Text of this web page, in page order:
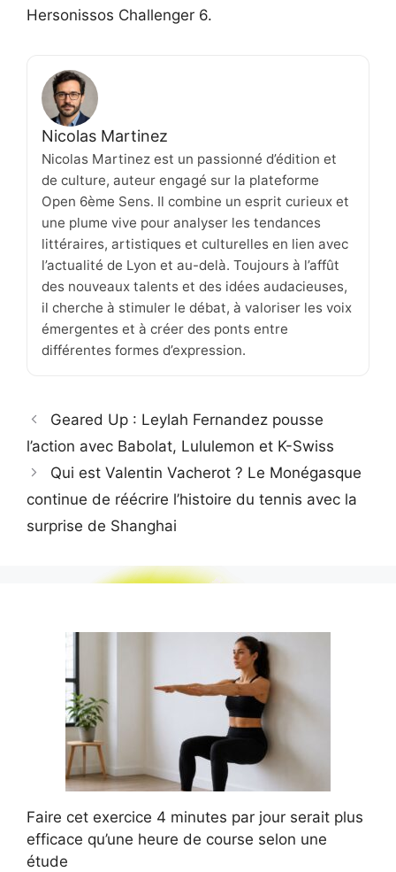
Hersonissos Challenger 6.
Nicolas Martinez
Nicolas Martinez est un passionné d’édition et
de culture, auteur engagé sur la plateforme
Open 6ème Sens. Il combine un esprit curieux et
une plume vive pour analyser les tendances
littéraires, artistiques et culturelles en lien avec
l’actualité de Lyon et au-delà. Toujours à l’affût
des nouveaux talents et des idées audacieuses,
il cherche à stimuler le débat, à valoriser les voix
émergentes et à créer des ponts entre
différentes formes d’expression.
Geared Up : Leylah Fernandez pousse
l’action avec Babolat, Lululemon et K-Swiss
Qui est Valentin Vacherot ? Le Monégasque
continue de réécrire l’histoire du tennis avec la
surprise de Shanghai
Faire cet exercice 4 minutes par jour serait plus
efficace qu’une heure de course selon une
étude